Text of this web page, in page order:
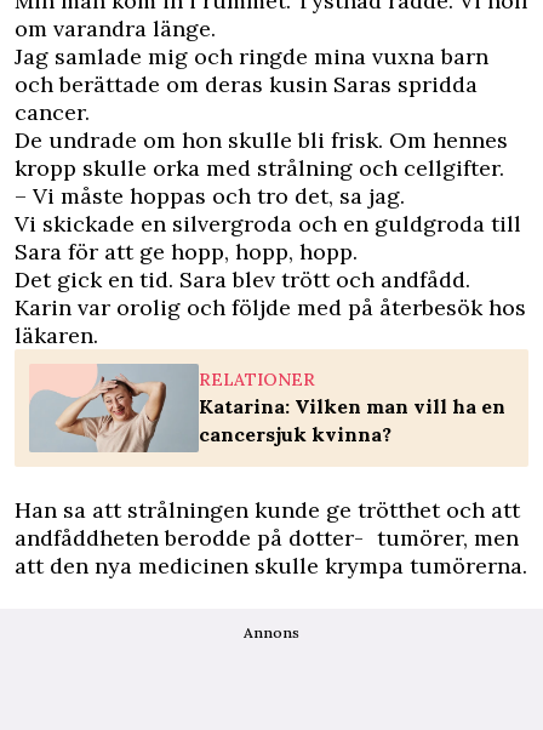
om varandra länge.
Jag samlade mig och ringde mina vuxna barn
och berättade om deras kusin Saras spridda
cancer.
De undrade om hon skulle bli frisk. Om hennes
kropp skulle orka med strålning och cellgifter.
– Vi måste hoppas och tro det, sa jag.
Vi skickade en silvergroda och en guldgroda till
Sara för att ge hopp, hopp, hopp.
Det gick en tid. Sara blev trött och andfådd.
Karin var orolig och följde med på återbesök hos
läkaren.
RELATIONER
Katarina: Vilken man vill ha en
cancersjuk kvinna?
Han sa att strålningen kunde ge trötthet och att
andfåddheten berodde på dotter- tumörer, men
att den nya medicinen skulle krympa tumörerna.
Annons